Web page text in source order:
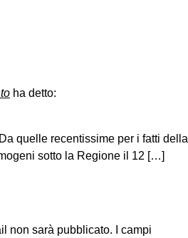
ha detto:
quelle recentissime per i fatti della
sotto la Regione il 12 […]
non sarà pubblicato.
I campi